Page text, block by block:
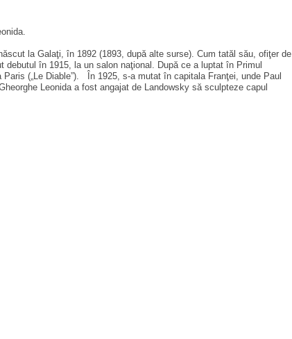
la Galaţi, în 1892 (1893, după alte surse). Cum tatăl său, ofiţer de
în 1915, la un salon naţional. După ce a luptat în Primul
(„Le Diable”). În 1925, s-a mutat în capitala Franţei, unde Paul
Leonida a fost angajat de Landowsky să sculpteze capul